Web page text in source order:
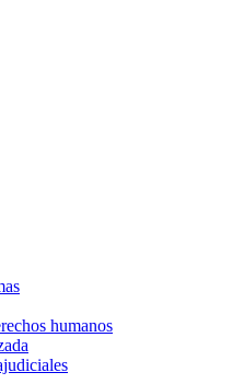
humanos